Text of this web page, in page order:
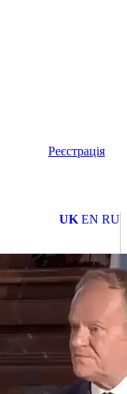
Реєстрація
UK EN RU